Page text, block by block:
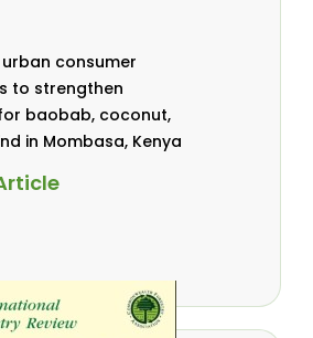
consumer
to strengthen
baobab, coconut,
in Mombasa, Kenya